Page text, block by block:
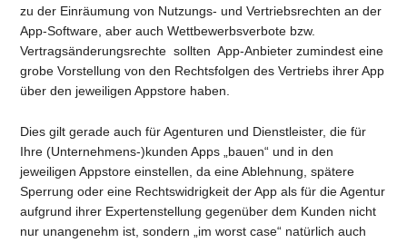
zu der Einräumung von Nutzungs- und Vertriebsrechten an der
App-Software, aber auch Wettbewerbsverbote bzw.
Vertragsänderungsrechte sollten App-Anbieter zumindest eine
grobe Vorstellung von den Rechtsfolgen des Vertriebs ihrer App
über den jeweiligen Appstore haben.
Dies gilt gerade auch für Agenturen und Dienstleister, die für
Ihre (Unternehmens-)kunden Apps „bauen“ und in den
jeweiligen Appstore einstellen, da eine Ablehnung, spätere
Sperrung oder eine Rechtswidrigkeit der App als für die Agentur
aufgrund ihrer Expertenstellung gegenüber dem Kunden nicht
nur unangenehm ist, sondern „im worst case“ natürlich auch